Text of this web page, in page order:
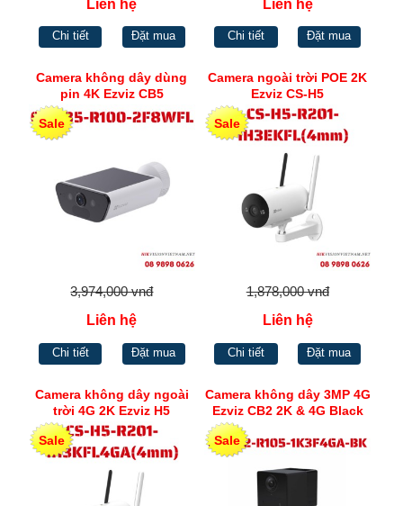
Liên hệ
Chi tiết Đặt mua
Liên hệ
Chi tiết Đặt mua
Camera không dây dùng
pin 4K Ezviz CB5
Sale
3,974,000 vnđ
Liên hệ
Chi tiết Đặt mua
Camera ngoài trời POE 2K
Ezviz CS-H5
Sale
1,878,000 vnđ
Liên hệ
Chi tiết Đặt mua
Camera không dây ngoài
trời 4G 2K Ezviz H5
Sale
Camera không dây 3MP 4G
Ezviz CB2 2K & 4G Black
Sale